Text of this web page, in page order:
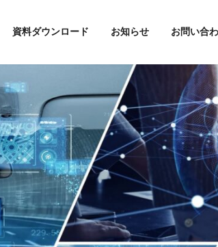
資料ダウンロード お知らせ お問い合